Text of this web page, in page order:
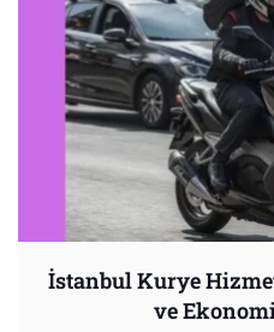
İstanbul Kurye
ve